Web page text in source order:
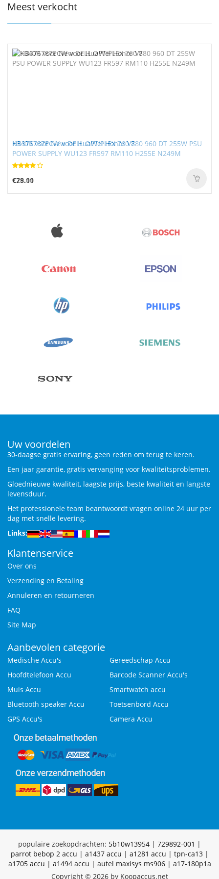
Meest verkocht
K340R voor New DELL OPTIPLEX 760 780 960 DT 255W PSU
POWER SUPPLY WU123 FR597 RM110 H255E N249M
€79.11
HB376787ECW voor HuaWei Honor V8
€28.00
Uw voordelen
30-daagse gratis ervaring, geen reden om terug te keren.
Een jaar garantie, gratis vervanging voor kwaliteitsproblemen.
Gloednieuwe kwaliteit, laagste prijs, beste kwaliteit en langste
levensduur.
Het professionele team beantwoordt vragen online 24 uur per
dag met snelle levering.
Links:
Klantenservice
Over ons
Verzending en Betaling
Annuleren en retourneren
FAQ
Site Map
Aanbevolen categorie
Medische Accu's
Gereedschap Accu
Hoofdtelefoon Accu
Barcode Scanner Accu's
Muis Accu
Smartwatch accu
Bluetooth speaker Accu
Toetsenbord Accu
GPS Accu's
Camera Accu
populaire zoekopdrachten: 5b10w13954 | 729892-001 |
parrot bebop 2 accu | a1437 accu | a1281 accu | tpn-ca13|
a1705 accu | a1494 accu | autel maxisys ms906| a17-180p1a
Copyright © 2026 by Koopaccus.net